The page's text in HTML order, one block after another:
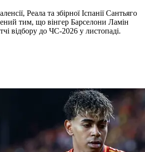
Реала та збірної Іспанії Сантьяго
тим, що вінгер Барселони Ламін
відбору до ЧС-2026 у листопаді.